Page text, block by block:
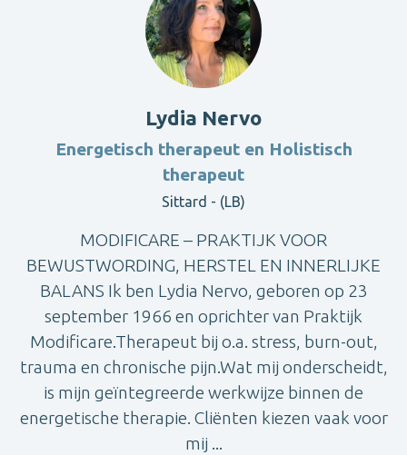
Lydia Nervo
Energetisch therapeut en Holistisch
therapeut
Sittard - (LB)
MODIFICARE – PRAKTIJK VOOR
BEWUSTWORDING, HERSTEL EN INNERLIJKE
BALANS Ik ben Lydia Nervo, geboren op 23
september 1966 en oprichter van Praktijk
Modificare.Therapeut bij o.a. stress, burn-out,
trauma en chronische pijn.Wat mij onderscheidt,
is mijn geïntegreerde werkwijze binnen de
energetische therapie. Cliënten kiezen vaak voor
mij ...